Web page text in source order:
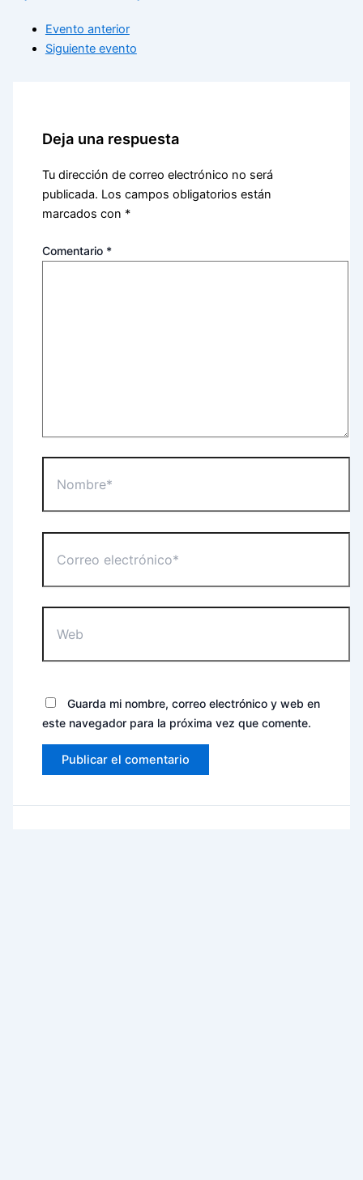
Evento anterior
Siguiente evento
Deja una respuesta
Tu dirección de correo electrónico no será
publicada. Los campos obligatorios están
marcados con *
Comentario *
electrónico*
Guarda mi nombre, correo electrónico y web en
este navegador para la próxima vez que comente.